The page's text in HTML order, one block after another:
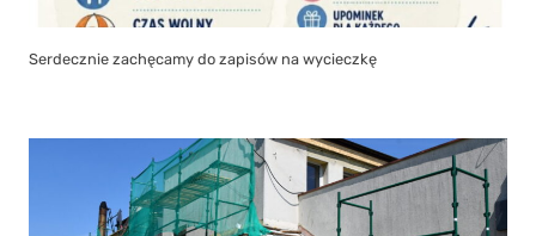
Serdecznie zachęcamy do zapisów na wycieczkę